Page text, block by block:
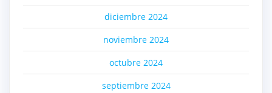
diciembre 2024
noviembre 2024
octubre 2024
septiembre 2024